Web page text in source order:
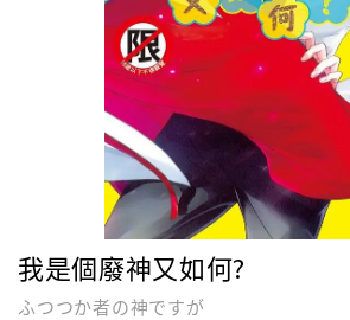
我是個廢神又如何?
ふつつか者の神ですが